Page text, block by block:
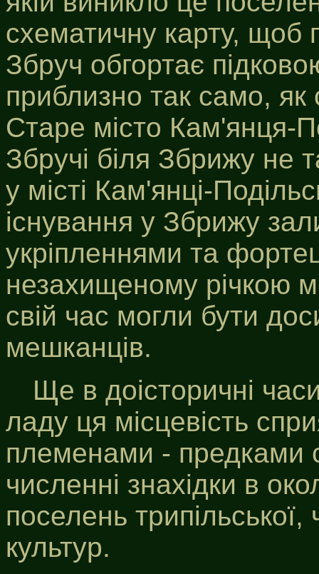
схематичну карту, щоб
Збруч обгортає
приблизно так само,
Старе місто Кам'янця-
Збручі біля Збрижу не
у місті Кам'янці-
існування у Збрижу
укріпленнями та
незахищеному річкою
свій час могли бути
мешканців.
Ще в доісторичні
ладу ця місцевість
племенами - предками
численні знахідки в
поселень трипільської,
культур.